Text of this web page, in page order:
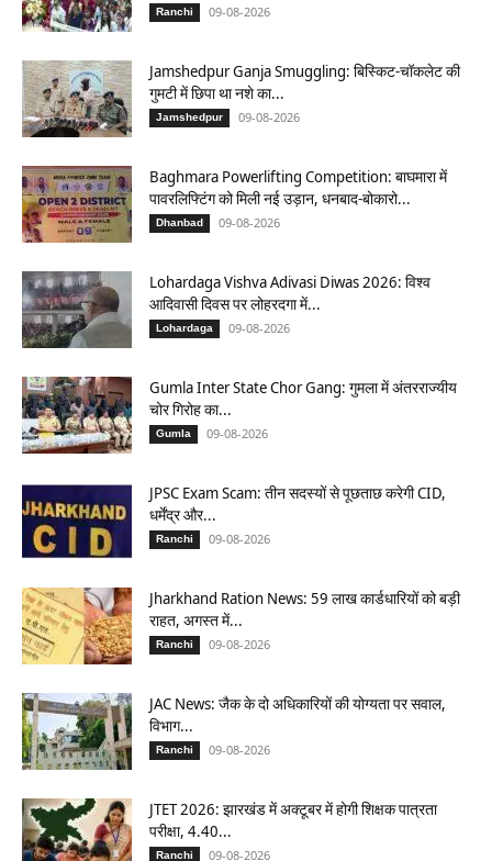
Ranchi 09-08-2026
Jamshedpur Ganja Smuggling: बिस्किट-चॉकलेट की
गुमटी में छिपा था नशे का...
Jamshedpur 09-08-2026
Baghmara Powerlifting Competition: बाघमारा में
पावरलिफ्टिंग को मिली नई उड़ान, धनबाद-बोकारो...
Dhanbad 09-08-2026
Lohardaga Vishva Adivasi Diwas 2026: विश्व
आदिवासी दिवस पर लोहरदगा में...
Lohardaga 09-08-2026
Gumla Inter State Chor Gang: गुमला में अंतरराज्यीय
चोर गिरोह का...
Gumla 09-08-2026
JPSC Exam Scam: तीन सदस्यों से पूछताछ करेगी CID,
धर्मेंद्र और...
Ranchi 09-08-2026
Jharkhand Ration News: 59 लाख कार्डधारियों को बड़ी
राहत, अगस्त में...
Ranchi 09-08-2026
JAC News: जैक के दो अधिकारियों की योग्यता पर सवाल,
विभाग...
Ranchi 09-08-2026
JTET 2026: झारखंड में अक्टूबर में होगी शिक्षक पात्रता
परीक्षा, 4.40...
Ranchi 09-08-2026